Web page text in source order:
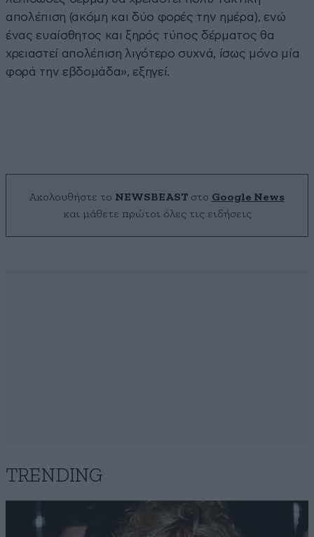
απολέπιση (ακόμη και δύο φορές την ημέρα), ενώ
ένας ευαίσθητος και ξηρός τύπος δέρματος θα
χρειαστεί απολέπιση λιγότερο συχνά, ίσως μόνο μία
φορά την εβδομάδα», εξηγεί.
Ακολουθήστε το NEWSBEAST στο Google News
και μάθετε πρώτοι όλες τις ειδήσεις
TRENDING